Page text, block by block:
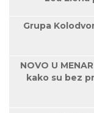
Grupa
NOVO U
kako su bez